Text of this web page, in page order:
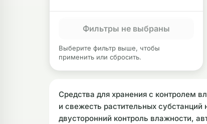
Фильтры не выбраны
Выберите фильтр выше, чтобы
применить или сбросить.
Средства для хранения с контролем
и свежесть растительных
двусторонний контроль влажности,